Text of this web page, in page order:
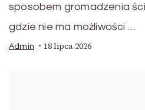
sposobem gromadzenia
gdzie nie ma możliwości …
Admin 18 lipca 2026